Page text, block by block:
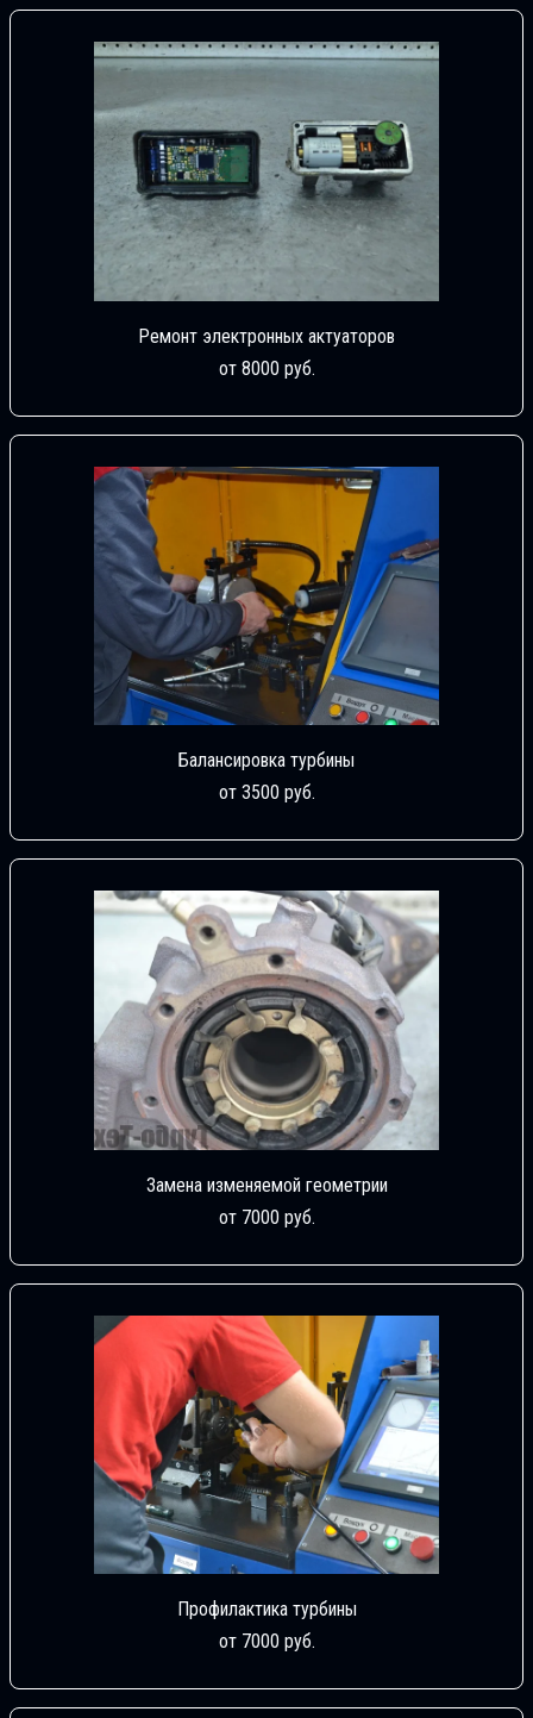
Ремонт электронных актуаторов
от 8000 руб.
Балансировка турбины
от 3500 руб.
Замена изменяемой геометрии
от 7000 руб.
Профилактика турбины
от 7000 руб.